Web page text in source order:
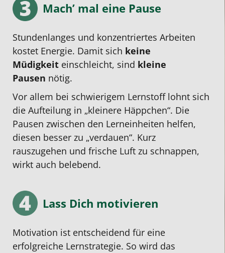
Mach’ mal eine Pause
Stundenlanges und konzentriertes Arbeiten
kostet Energie. Damit sich keine
Müdigkeit einschleicht, sind kleine
Pausen nötig.
Vor allem bei schwierigem Lernstoff lohnt sich
die Aufteilung in „kleinere Häppchen“. Die
Pausen zwischen den Lerneinheiten helfen,
diesen besser zu „verdauen“. Kurz
rauszugehen und frische Luft zu schnappen,
wirkt auch belebend.
Lass Dich motivieren
Motivation ist entscheidend für eine
erfolgreiche Lernstrategie. So wird das